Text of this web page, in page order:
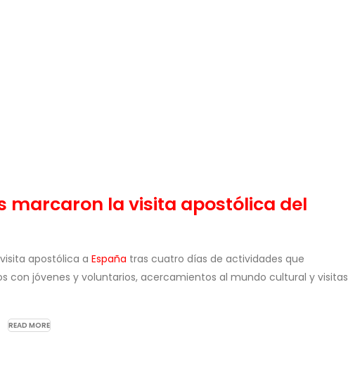
marcaron la visita apostólica del
apostólica a España tras cuatro días de actividades que
con jóvenes y voluntarios, acercamientos al mundo cultural y visitas
READ MORE